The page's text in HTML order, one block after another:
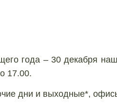
года – 30 декабря
17.00.
дни и выходные*,